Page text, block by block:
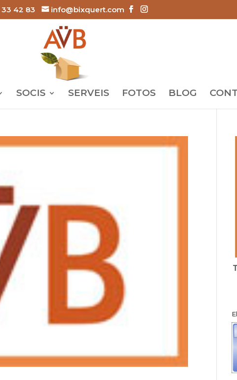
33 42 83 info@bixquert.com
SOCIS SERVEIS FOTOS BLOG